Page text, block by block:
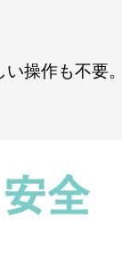
操作も不要